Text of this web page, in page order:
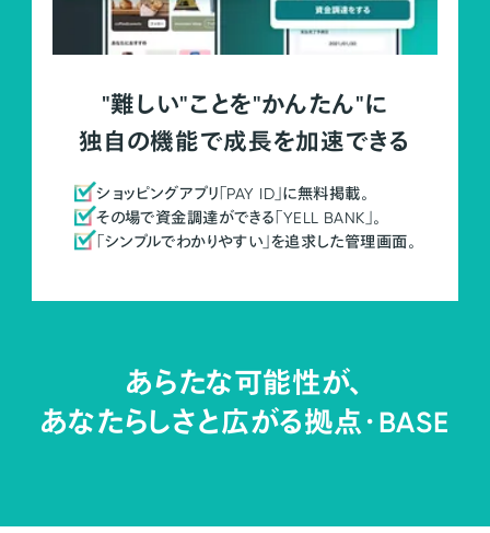
"難しい"ことを"かんたん"に
独自の機能で成長を加速できる
ショッピングアプリ「PAY ID」に無料掲載。
その場で資金調達ができる「YELL BANK」。
「シンプルでわかりやすい」を追求した管理画面。
あらたな可能性が、
あなたらしさと広がる拠点・BASE